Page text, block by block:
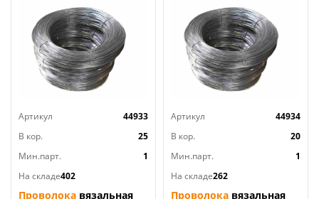
Артикул
44933
В кор.
25
Мин.парт.
1
На складе402
Проволока вязальная
Артикул
44934
В кор.
20
Мин.парт.
1
На складе262
Проволока вязальная